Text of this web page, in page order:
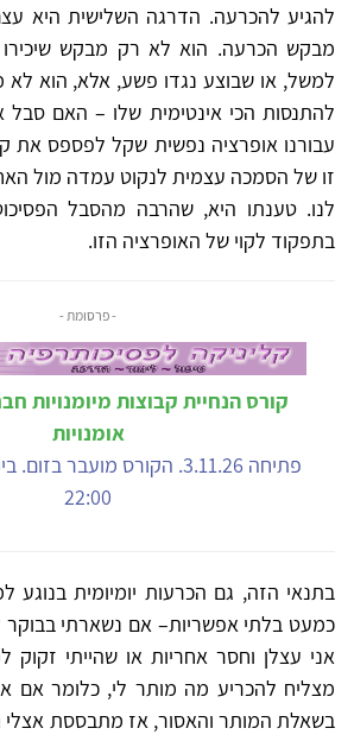
להגיע להכרעה. הדרגה השלישית היא
מבקש הכרעה. הוא לא רק מבקש
למשל, או שבוצע נגדו פשע, אלא, הוא לא
להתנסות הכי אינטימית שלו – האם
עבורנו אופרציה נפשית שקל לפספס את
זו של הסמכה עצמית לנקוט עמדה מול
לנו. טענתו היא, שהרבה מהסבל
בתפקוד לקוי של האופרציה הזו.
- פרסומת -
קורס הנחיית קבוצות מיומנויות
אומנויות
22:00
בתנאי הזה, גם הכרעות יומיומית בנוגע
כמעט בלתי אפשריות– אם נשארתי בבוקר
אני עצלן וחסר אחריות או שהייתי זקוק
מצליח להכריע מה מותר לי, כלומר אם
בשאלת המותר והאסור, אז מתבססת אצלי